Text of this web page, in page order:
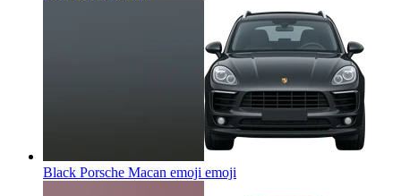
Black Porsche Macan emoji emoji